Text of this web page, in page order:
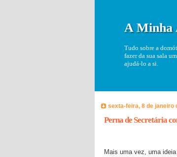
A Minha
Tudo sobre a
fazer da sua sala
ajudá-lo a si.
sexta-feira, 8 de janeiro
Perna de Secretária
Mais uma vez, uma